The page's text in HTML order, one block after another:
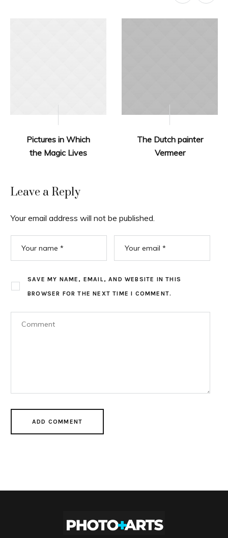
Pictures in Which
the Magic Lives
The Dutch painter
Vermeer
Leave a Reply
Your email address will not be published.
SAVE MY NAME, EMAIL, AND WEBSITE IN THIS
BROWSER FOR THE NEXT TIME I COMMENT.